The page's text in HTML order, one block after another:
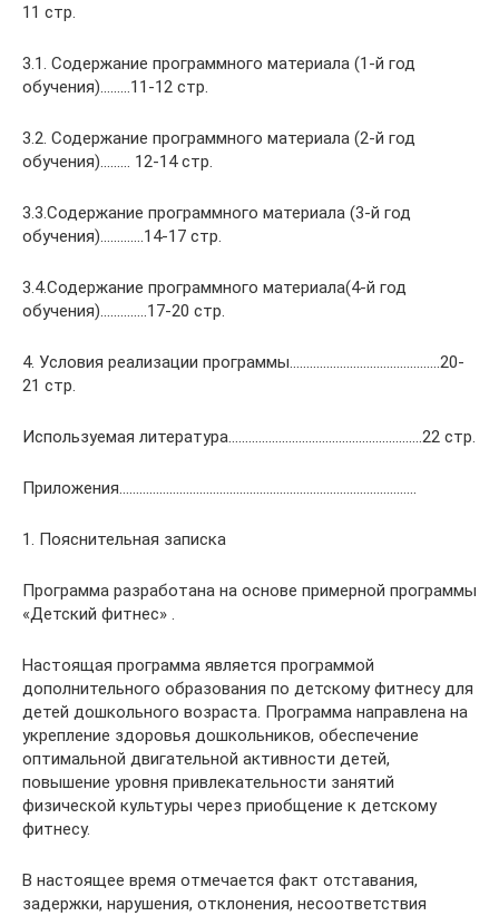
11 стр.
3.1. Содержание программного материала (1-й год
обучения)………11-12 стр.
3.2. Содержание программного материала (2-й год
обучения)……… 12-14 стр.
3.3.Содержание программного материала (3-й год
обучения)………….14-17 стр.
3.4.Содержание программного материала(4-й год
обучения)…………..17-20 стр.
4. Условия реализации программы………………………………………20-
21 стр.
Используемая литература…………….……………………………………22 стр.
Приложения……………………………………….…………………….………………
1. Пояснительная записка
Программа разработана на основе примерной программы
«Детский фитнес» .
Настоящая программа является программой
дополнительного образования по детскому фитнесу для
детей дошкольного возраста. Программа направлена на
укрепление здоровья дошкольников, обеспечение
оптимальной двигательной активности детей,
повышение уровня привлекательности занятий
физической культуры через приобщение к детскому
фитнесу.
В настоящее время отмечается факт отставания,
задержки, нарушения, отклонения, несоответствия